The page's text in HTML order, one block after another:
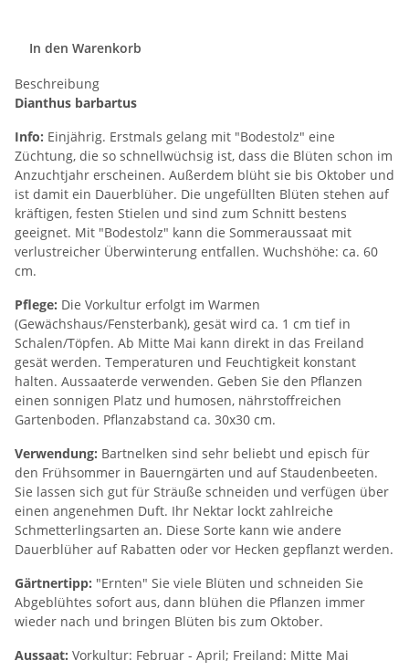
In den Warenkorb
Beschreibung
Dianthus barbartus
Info: Einjährig. Erstmals gelang mit "Bodestolz" eine
Züchtung, die so schnellwüchsig ist, dass die Blüten schon im
Anzuchtjahr erscheinen. Außerdem blüht sie bis Oktober und
ist damit ein Dauerblüher. Die ungefüllten Blüten stehen auf
kräftigen, festen Stielen und sind zum Schnitt bestens
geeignet. Mit "Bodestolz" kann die Sommeraussaat mit
verlustreicher Überwinterung entfallen. Wuchshöhe: ca. 60
cm.
Pflege: Die Vorkultur erfolgt im Warmen
(Gewächshaus/Fensterbank), gesät wird ca. 1 cm tief in
Schalen/Töpfen. Ab Mitte Mai kann direkt in das Freiland
gesät werden. Temperaturen und Feuchtigkeit konstant
halten. Aussaaterde verwenden. Geben Sie den Pflanzen
einen sonnigen Platz und humosen, nährstoffreichen
Gartenboden. Pflanzabstand ca. 30x30 cm.
Verwendung: Bartnelken sind sehr beliebt und episch für
den Frühsommer in Bauerngärten und auf Staudenbeeten.
Sie lassen sich gut für Sträuße schneiden und verfügen über
einen angenehmen Duft. Ihr Nektar lockt zahlreiche
Schmetterlingsarten an. Diese Sorte kann wie andere
Dauerblüher auf Rabatten oder vor Hecken gepflanzt werden.
Gärtnertipp: "Ernten" Sie viele Blüten und schneiden Sie
Abgeblühtes sofort aus, dann blühen die Pflanzen immer
wieder nach und bringen Blüten bis zum Oktober.
Aussaat: Vorkultur: Februar - April; Freiland: Mitte Mai